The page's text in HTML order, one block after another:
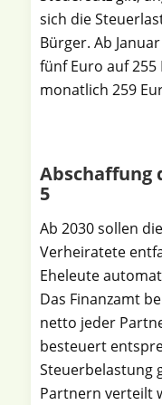
sich die
Bürger. Ab
fünf Euro auf 255
monatlich 259
Abschaffung
5
Ab 2030 sollen
Verheiratete
Eheleute
Das Finanzamt
netto jeder
besteuert
Steuerbelastung
Partnern verteilt